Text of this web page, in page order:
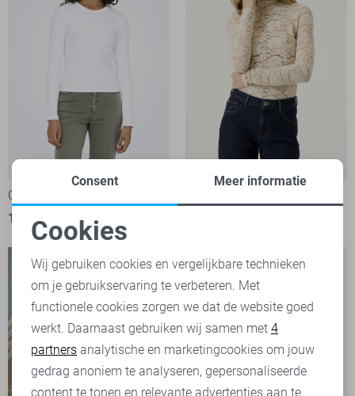
Only T-shirt
19,99
Noodzakelijke cookies
Personalisatie cookies
Analytische cookies
Marketing cookies
Consent Meer informatie
Cookies
Wij gebruiken cookies en vergelijkbare technieken
om je gebruikservaring te verbeteren. Met
functionele cookies zorgen we dat de website goed
werkt. Daarnaast gebruiken wij samen met 4
partners analytische en marketingcookies om jouw
gedrag anoniem te analyseren, gepersonaliseerde
content te tonen en relevante advertenties aan te